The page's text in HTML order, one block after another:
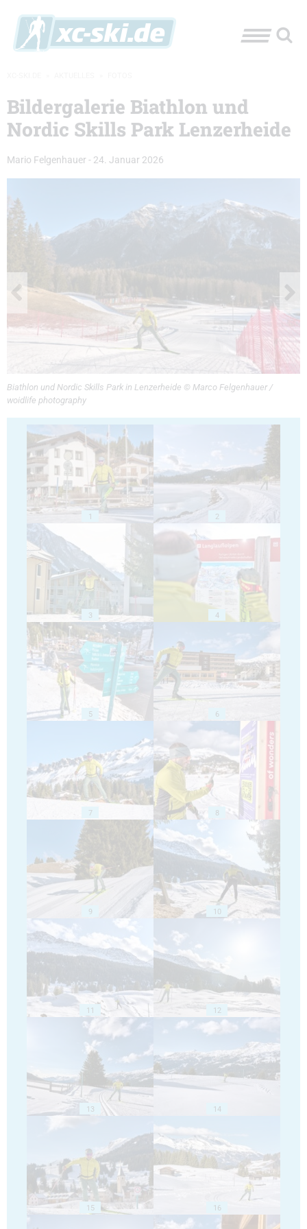
Bildergalerie Biathlon und
Nordic Skills Park Lenzerheide
Mario Felgenhauer - 24. Januar 2026
Biathlon und Nordic Skills Park in Lenzerheide © Marco Felgenhauer /
woidlife photography
1 2
3 4
5 6
7 8
9 10
11 12
13 14
15 16